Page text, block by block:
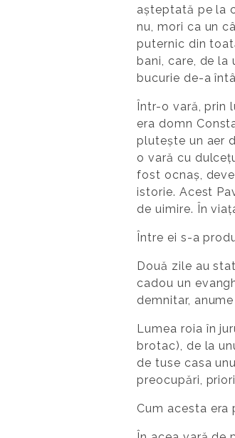
așteptată pe la
nu, mori ca un
puternic din
bani, care, de
bucurie de-a
Într-o vară, prin
era domn
plutește un aer
o vară cu
fost ocnaș,
istorie. Acest
de uimire. În
Între ei s-a
Două zile au
cadou un
demnitar,
Lumea roia în
brotac), de la
de tuse casa
preocupări,
Cum acesta era